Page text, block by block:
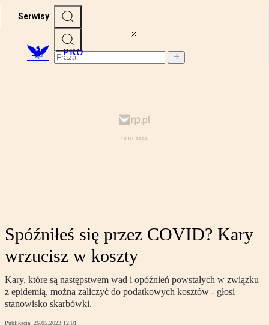
Serwisy
PRO
Spóźniłeś się przez COVID? Kary
wrzucisz w koszty
Kary, które są następstwem wad i opóźnień powstałych w związku
z epidemią, można zaliczyć do podatkowych kosztów - głosi
stanowisko skarbówki.
Publikacja: 26.05.2023 12:01